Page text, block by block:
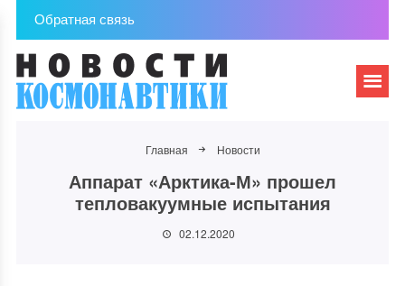
Обратная связь
Главная Новости
Аппарат «Арктика-М» прошел
тепловакуумные испытания
02.12.2020